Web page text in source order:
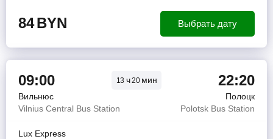
84BYN Выбрать дату
09:00 13 ч20 мин 22:20
Вильнюс
Полоцк
Vilnius Central Bus Station
Polotsk Bus Station
Lux Express